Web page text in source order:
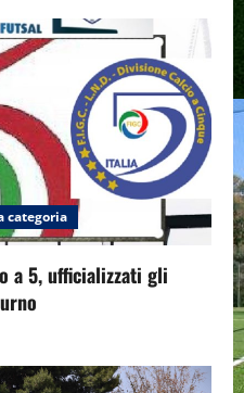
categoria
a 5, ufficializzati gli